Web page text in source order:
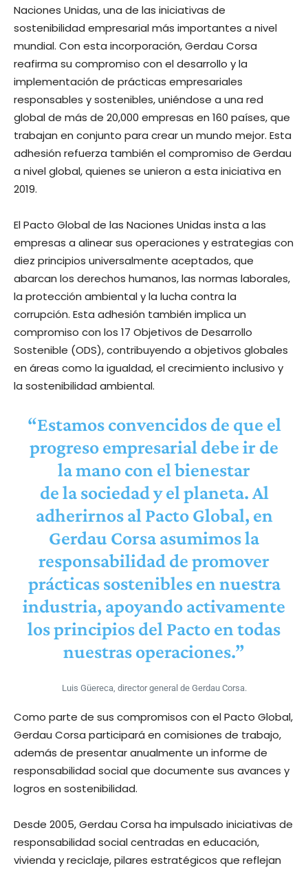
Naciones Unidas, una de las iniciativas de
sostenibilidad empresarial más importantes a nivel
mundial. Con esta incorporación, Gerdau Corsa
reafirma su compromiso con el desarrollo y la
implementación de prácticas empresariales
responsables y sostenibles, uniéndose a una red
global de más de 20,000 empresas en 160 países, que
trabajan en conjunto para crear un mundo mejor. Esta
adhesión refuerza también el compromiso de Gerdau
a nivel global, quienes se unieron a esta iniciativa en
2019.
El Pacto Global de las Naciones Unidas insta a las
empresas a alinear sus operaciones y estrategias con
diez principios universalmente aceptados, que
abarcan los derechos humanos, las normas laborales,
la protección ambiental y la lucha contra la
corrupción. Esta adhesión también implica un
compromiso con los 17 Objetivos de Desarrollo
Sostenible (ODS), contribuyendo a objetivos globales
en áreas como la igualdad, el crecimiento inclusivo y
la sostenibilidad ambiental.
“Estamos convencidos de que el
progreso empresarial debe ir de
la mano con el bienestar
de la sociedad y el planeta. Al
adherirnos al Pacto Global, en
Gerdau Corsa asumimos la
responsabilidad de promover
prácticas sostenibles en nuestra
industria, apoyando activamente
los principios del Pacto en todas
nuestras operaciones.”
Luis Güereca, director general de Gerdau Corsa.
Como parte de sus compromisos con el Pacto Global,
Gerdau Corsa participará en comisiones de trabajo,
además de presentar anualmente un informe de
responsabilidad social que documente sus avances y
logros en sostenibilidad.
Desde 2005, Gerdau Corsa ha impulsado iniciativas de
responsabilidad social centradas en educación,
vivienda y reciclaje, pilares estratégicos que reflejan